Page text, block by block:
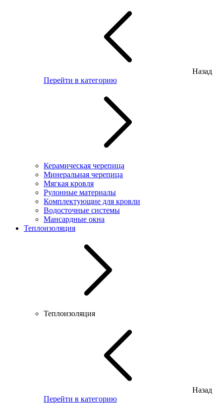
Назад
Перейти в категорию
Керамическая черепица
Минеральная черепица
Мягкая кровля
Рулонные материалы
Комплектующие для кровли
Водосточные системы
Мансардные окна
Теплоизоляция
Теплоизоляция
Назад
Перейти в категорию